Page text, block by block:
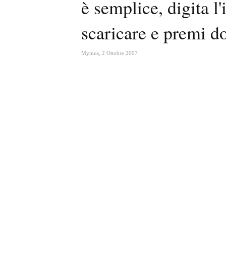
è semplice, digita
scaricare e premi
Mymus 2 Ottobre 2007